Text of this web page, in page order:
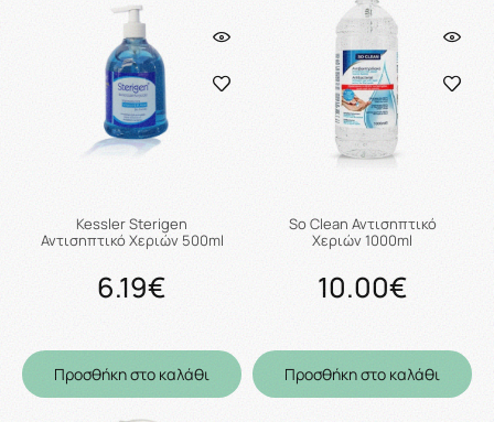
Kessler Sterigen
Αντισηπτικό Χεριών 500ml
6.19€
Προσθήκη στο καλάθι
So Clean Αντισηπτικό
Χεριών 1000ml
10.00€
Προσθήκη στο καλάθι